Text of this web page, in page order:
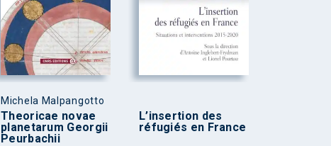
Michela Malpangotto
Theoricae novae
planetarum Georgii
Peurbachii
L’insertion des
réfugiés en France